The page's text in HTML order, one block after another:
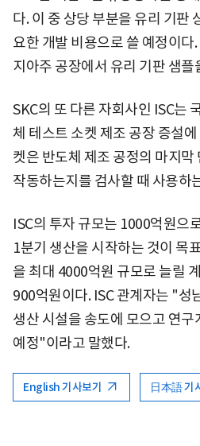
다. 이 중 상당 부분을 유리 기판
요한 개발 비용으로 쓸 예정이
지아주 공장에서 유리 기판 샘플
SKC의 또 다른 자회사인 ISC는
체 테스트 소켓 제조 공장 증설
켓은 반도체 제조 공정의 마지
작동하는지를 검사할 때 사용하
ISC의 투자 규모는 1000억원으
1분기 생산을 시작하는 것이 목
을 최대 4000억원 규모로 늘릴
900억원이다. ISC 관계자는 "성
생산 시설을 송도에 모으고 연
예정"이라고 말했다.
English 기사보기 日本語 기